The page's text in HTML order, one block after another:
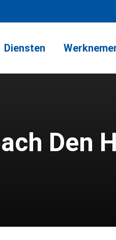
Diensten
Den